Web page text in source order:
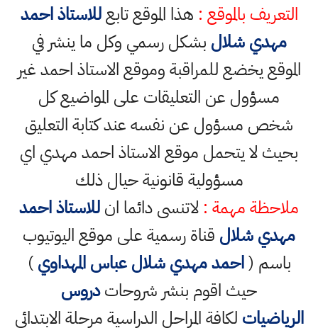
التعريف بالموقع : هذا الموقع تابعللاستاذ احمد
مهدي شلال بشكل رسمي وكل ما ينشر في
الموقع يخضع للمراقبة وموقع الاستاذ احمد غير
مسؤول عن التعليقات على المواضيع كل
شخص مسؤول عن نفسه عند كتابة التعليق
بحيث لا يتحمل موقع الاستاذ احمد مهدي اي
مسؤولية قانونية حيال ذلك
ملاحظة مهمة : لاتنسى دائما انللاستاذ احمد
مهدي شلال قناة رسمية على موقع اليوتيوب
باسم (احمد مهدي شلال عباس المهداوي)
حيث اقوم بنشر شروحاتدروس
الرياضيات لكافة المراحل الدراسية مرحلة الابتدائي